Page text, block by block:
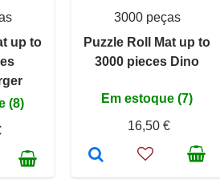
up to
(8)
3000 peças
Puzzle Roll Mat up to
3000 pieces Dino
Em estoque (7)
16,50 €